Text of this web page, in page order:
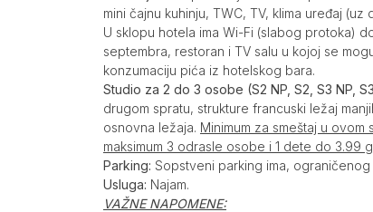
mini čajnu kuhinju, TWC, TV, klima uređaj
U sklopu hotela ima Wi-Fi (slabog protoka)
septembra, restoran i TV salu u kojoj se
konzumaciju pića iz hotelskog bara.
Studio za 2 do 3 osobe (S2 NP, S2, S3 NP,
drugom spratu, strukture francuski ležaj
osnovna ležaja. Minimum za smeštaj u
maksimum 3 odrasle osobe i 1 dete do 3.99
Parking: Sopstveni parking ima, ograničenog
Usluga: Najam.
VAŽNE NAPOMENE: